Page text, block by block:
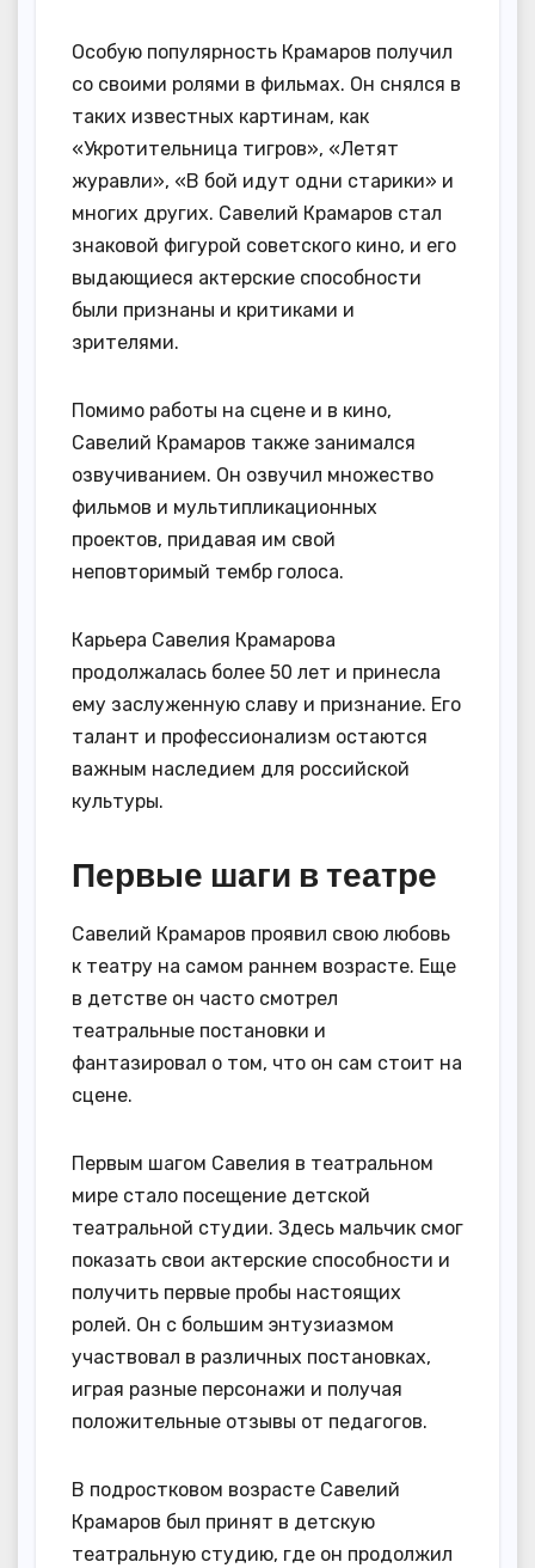
Особую популярность Крамаров получил
со своими ролями в фильмах. Он снялся в
таких известных картинам, как
«Укротительница тигров», «Летят
журавли», «В бой идут одни старики» и
многих других. Савелий Крамаров стал
знаковой фигурой советского кино, и его
выдающиеся актерские способности
были признаны и критиками и
зрителями.
Помимо работы на сцене и в кино,
Савелий Крамаров также занимался
озвучиванием. Он озвучил множество
фильмов и мультипликационных
проектов, придавая им свой
неповторимый тембр голоса.
Карьера Савелия Крамарова
продолжалась более 50 лет и принесла
ему заслуженную славу и признание. Его
талант и профессионализм остаются
важным наследием для российской
культуры.
Первые шаги в театре
Савелий Крамаров проявил свою любовь
к театру на самом раннем возрасте. Еще
в детстве он часто смотрел
театральные постановки и
фантазировал о том, что он сам стоит на
сцене.
Первым шагом Савелия в театральном
мире стало посещение детской
театральной студии. Здесь мальчик смог
показать свои актерские способности и
получить первые пробы настоящих
ролей. Он с большим энтузиазмом
участвовал в различных постановках,
играя разные персонажи и получая
положительные отзывы от педагогов.
В подростковом возрасте Савелий
Крамаров был принят в детскую
театральную студию, где он продолжил